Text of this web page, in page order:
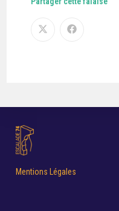
Mentions Légales